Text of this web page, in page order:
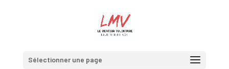
Sélectionner une page